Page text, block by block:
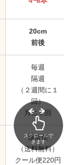
20cm
前後
毎週
隔週
（２週間に１
回）
月に１回
通常便
（送料無料）
クール便220円
スクロールで
きます